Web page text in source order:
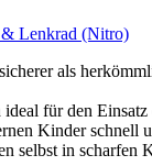
& Lenkrad (Nitro)
als
für den
Kinder schnell
selbst in scharfen